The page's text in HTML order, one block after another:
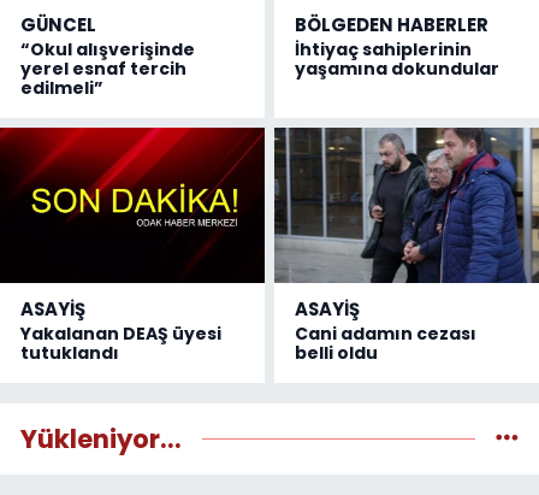
GÜNCEL
“Okul alışverişinde
yerel esnaf tercih
edilmeli”
BÖLGEDEN HABERLER
İhtiyaç sahiplerinin
yaşamına dokundular
ASAYİŞ
Yakalanan DEAŞ üyesi
tutuklandı
ASAYİŞ
Cani adamın cezası
belli oldu
Yükleniyor...